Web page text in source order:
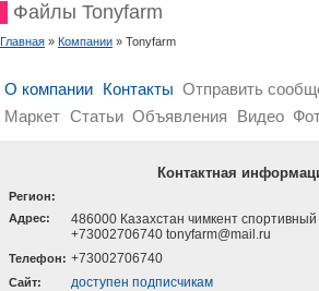
Файлы Tonyfarm
Главная » Компании » Tonyfarm
О компании Контакты Отправить
Маркет Статьи Объявления Видео
Контактная
Регион:
Адрес:
486000 Казахстан чимкент спортивный
+73002706740 tonyfarm@mail.ru
Телефон: +73002706740
Cайт: доступен подписчикам